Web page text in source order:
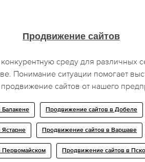
Продвижение сайтов
среду для различных
Понимание ситуации помогает
сайтов от нашего
Балакене Продвижение сайтов в Добелe
Ястарне Продвижение сайтов в Варшаве
Первомайском Продвижение сайтов в